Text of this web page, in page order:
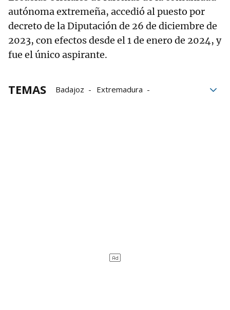
autónoma extremeña, accedió al puesto por
decreto de la Diputación de 26 de diciembre de
2023, con efectos desde el 1 de enero de 2024, y
fue el único aspirante.
TEMAS Badajoz
Extremadura